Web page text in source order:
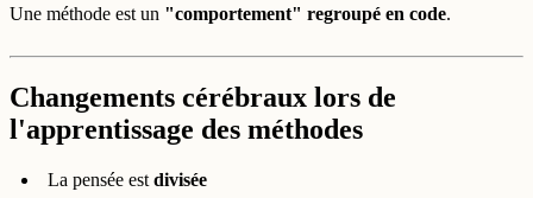
Une méthode est un "comportement" regroupé en code.
Changements cérébraux lors de
l'apprentissage des méthodes
La pensée est divisée